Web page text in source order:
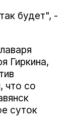
будет", -
Гиркина,
что со
суток